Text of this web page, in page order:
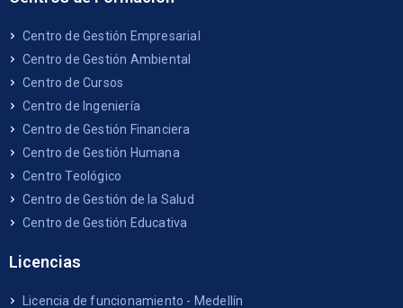
Centro de Gestión Empresarial
Centro de Gestión Ambiental
Centro de Cursos
Centro de Ingeniería
Centro de Gestión Financiera
Centro de Gestión Humana
Centro Teológico
Centro de Gestión de la Salud
Centro de Gestión Educativa
Licencias
Licencia de funcionamiento - Medellín